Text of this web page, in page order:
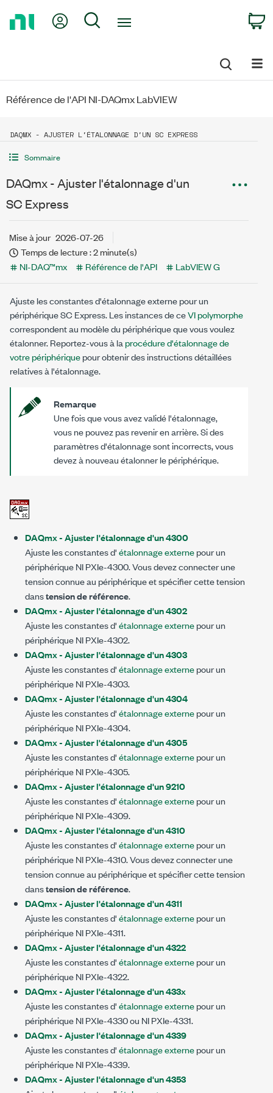
My Account
Search
Référence de l'API NI-DAQmx LabVIEW
DAQMX - AJUSTER L'ÉTALONNAGE D'UN SC EXPRESS
Sommaire
DAQmx - Ajuster l'étalonnage d'un
SC Express
Mise à jour 2026-07-26
Temps de lecture : 2 minute(s)
NI-DAQ™mx
Référence de l'API LabVIEW G
Ajuste les constantes d'étalonnage externe pour un
périphérique SC Express. Les instances de ceVI polymorphe
correspondent au modèle du périphérique que vous voulez
étalonner. Reportez-vous à laprocédure d'étalonnage de
votre périphériquepour obtenir des instructions détaillées
relatives à l'étalonnage.
Remarque
Une fois que vous avez validé l'étalonnage,
vous ne pouvez pas revenir en arrière. Si des
paramètres d'étalonnage sont incorrects, vous
devez à nouveau étalonner le périphérique.
DAQmx - Ajuster l'étalonnage d'un 4300
Ajuste les constantes d'étalonnage externepour un
périphérique NI PXIe-4300. Vous devez connecter une
tension connue au périphérique et spécifier cette tension
danstension de référence.
DAQmx - Ajuster l'étalonnage d'un 4302
Ajuste les constantes d'étalonnage externepour un
périphérique NI PXIe-4302.
DAQmx - Ajuster l'étalonnage d'un 4303
Ajuste les constantes d'étalonnage externepour un
périphérique NI PXIe-4303.
DAQmx - Ajuster l'étalonnage d'un 4304
Ajuste les constantes d'étalonnage externepour un
périphérique NI PXIe-4304.
DAQmx - Ajuster l'étalonnage d'un 4305
Ajuste les constantes d'étalonnage externepour un
périphérique NI PXIe-4305.
DAQmx - Ajuster l'étalonnage d'un 9210
Ajuste les constantes d'étalonnage externepour un
périphérique NI PXIe-4309.
DAQmx - Ajuster l'étalonnage d'un 4310
Ajuste les constantes d'étalonnage externepour un
périphérique NI PXIe-4310. Vous devez connecter une
tension connue au périphérique et spécifier cette tension
danstension de référence.
DAQmx - Ajuster l'étalonnage d'un 4311
Ajuste les constantes d'étalonnage externepour un
périphérique NI PXIe-4311.
DAQmx - Ajuster l'étalonnage d'un 4322
Ajuste les constantes d'étalonnage externepour un
périphérique NI PXIe-4322.
DAQmx - Ajuster l'étalonnage d'un 433x
Ajuste les constantes d'étalonnage externepour un
périphérique NI PXIe-4330 ou NI PXIe-4331.
DAQmx - Ajuster l'étalonnage d'un 4339
Ajuste les constantes d'étalonnage externepour un
périphérique NI PXIe-4339.
DAQmx - Ajuster l'étalonnage d'un 4353